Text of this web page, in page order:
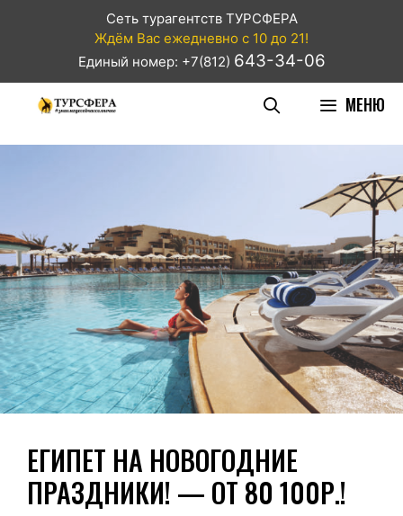
Сеть турагентств ТУРСФЕРА
Ждём Вас ежедневно с 10 до 21!
Единый номер: +7(812) 643-34-06
МЕНЮ
ЕГИПЕТ НА НОВОГОДНИЕ
ПРАЗДНИКИ! — ОТ 80 100Р.!